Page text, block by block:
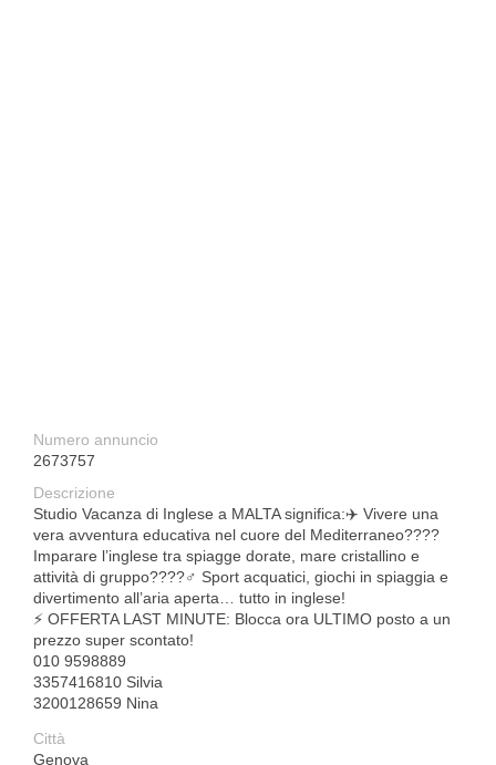
Numero annuncio
2673757
Descrizione
Studio Vacanza di Inglese a MALTA significa:✈️ Vivere una
vera avventura educativa nel cuore del Mediterraneo????️
Imparare l’inglese tra spiagge dorate, mare cristallino e
attività di gruppo????‍♂️ Sport acquatici, giochi in spiaggia e
divertimento all’aria aperta… tutto in inglese!
⚡ OFFERTA LAST MINUTE: Blocca ora ULTIMO posto a un
prezzo super scontato!
010 9598889
3357416810 Silvia
3200128659 Nina
Città
Genova